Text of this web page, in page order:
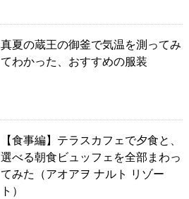
真夏の蔵王の御釜で気温を測ってみ
てわかった、おすすめの服装
【食事編】テラスカフェで夕食と、
選べる朝食ビュッフェを全部まわっ
てみた（アオアヲ ナルト リゾー
ト）